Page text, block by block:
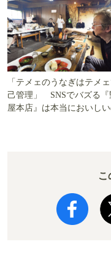
「テメェのうなぎはテメ
己管理」 SNSでバズる『
屋本店』は本当においし
こ